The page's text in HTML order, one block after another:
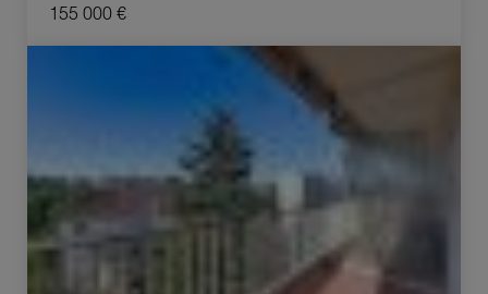
155 000 €
Venda Apartamento Lyon 5ème 2 Quartos 51.8 m²